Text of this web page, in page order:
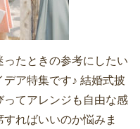
たときの参考にしたい
ア特集です♪ 結婚式披
てアレンジも自由な感
ればいいのか悩みま